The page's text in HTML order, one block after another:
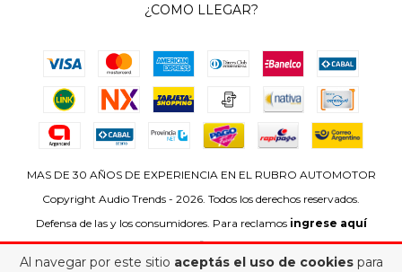
Al navegar por este sitio aceptás el uso de cookiespara
¿COMO LLEGAR?
MAS DE 30 AÑOS DE EXPERIENCIA EN EL RUBRO AUTOMOTOR
Copyright Audio Trends - 2026. Todos los derechos reservados.
Defensa de las y los consumidores. Para reclamos ingrese aquí